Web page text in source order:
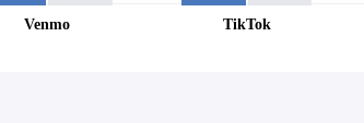
Venmo TikTok